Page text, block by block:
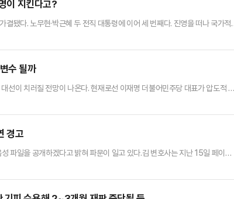
이 지킨다고?
됐다. 노무현·박근혜 두 전직 대통령에 이어 세 번째다. 진영을 떠나 국가적
공세는 더욱 강화될 것이다.그러잖아도 어려운 경제는 급전직하의 위기에 처
수 될까
선이 치러질 전망이 나온다. 현재로선 이재명 더불어민주당 대표가 압도적
로 부상할 가능성을 조심스레 예측하고 있다.16일 정치권에 따르면 약 2주간
경고
파일을 공개하겠다고 밝혀 파문이 일고 있다.김 변호사는 지난 15일 페이스
다. 시알리스는 발기부전 치료제 중 하나다.그러면서 "다음 주쯤에 이준석